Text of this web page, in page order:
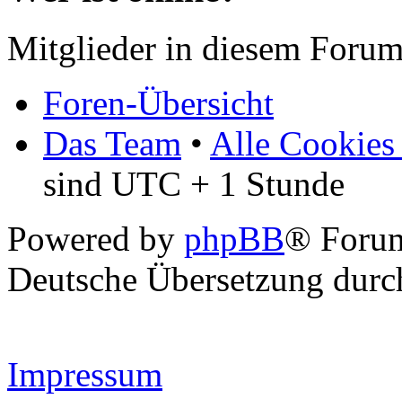
Mitglieder in diesem
Foren-Übersicht
Das Team • Alle Cookies
sind UTC + 1 Stunde
Powered by phpBB®
Deutsche Übersetzung
Impressum